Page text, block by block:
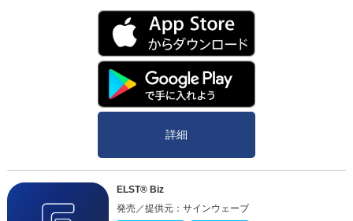
詳細
ELST® Biz
発売／提供元：サインウェーブ